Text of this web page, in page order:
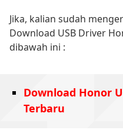
Jika, kalian sudah
Download USB Driver
dibawah ini :
Download Honor
Terbaru